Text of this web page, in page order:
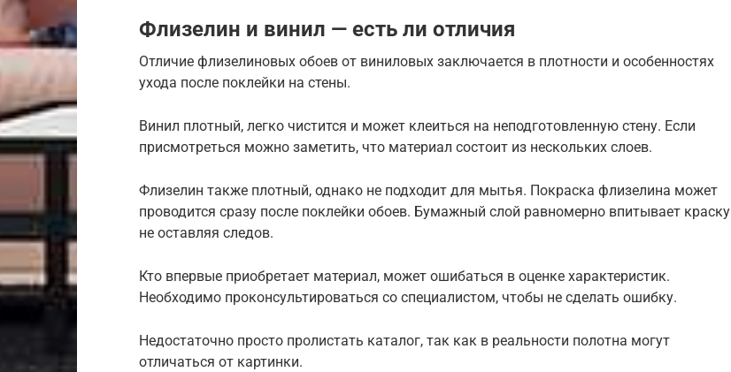
Флизелин и винил — есть ли отличия
Отличие флизелиновых обоев от виниловых заключается в плотности и особенностях
ухода после поклейки на стены.
Винил плотный, легко чистится и может клеиться на неподготовленную стену. Если
присмотреться можно заметить, что материал состоит из нескольких слоев.
Флизелин также плотный, однако не подходит для мытья. Покраска флизелина может
проводится сразу после поклейки обоев. Бумажный слой равномерно впитывает краску
не оставляя следов.
Кто впервые приобретает материал, может ошибаться в оценке характеристик.
Необходимо проконсультироваться со специалистом, чтобы не сделать ошибку.
Недостаточно просто пролистать каталог, так как в реальности полотна могут
отличаться от картинки.